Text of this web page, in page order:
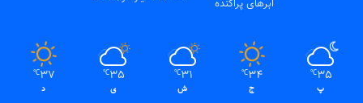
ابرهای پراکنده
35
℃
پ
34
℃
ج
31
℃
ش
35
℃
ی
37
℃
د